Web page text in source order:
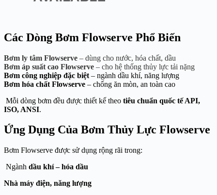
Các Dòng Bơm Flowserve Phổ Biến
Bơm ly tâm Flowserve – dùng cho nước, hóa chất, dầu
Bơm áp suất cao Flowserve – cho hệ thống thủy lực tải nặng
Bơm công nghiệp đặc biệt – ngành dầu khí, năng lượng
Bơm hóa chất Flowserve – chống ăn mòn, an toàn cao
Mỗi dòng bơm đều được thiết kế theo tiêu chuẩn quốc tế API,
ISO, ANSI.
Ứng Dụng Của Bơm Thủy Lực Flowserve
Bơm Flowserve được sử dụng rộng rãi trong:
Ngành dầu khí – hóa dầu
Nhà máy điện, năng lượng